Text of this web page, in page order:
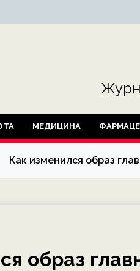
МЕДИЦИНА
Как изменился образ
образ